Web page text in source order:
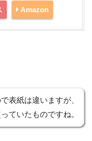
Amazon
表紙は違いますが、
ていたものですね。